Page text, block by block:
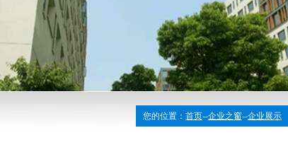
您的位置： 首页--企业之窗--企业展示